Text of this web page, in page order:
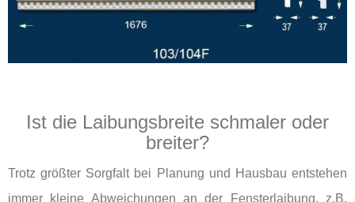
Ist die Laibungsbreite schmaler oder
breiter?
Trotz größter Sorgfalt bei Planung und Hausbau entstehen
immer kleine Abweichungen an der Fensterlaibung, z.B.